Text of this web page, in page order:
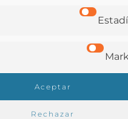
Aceptar
Rechazar
Duque de